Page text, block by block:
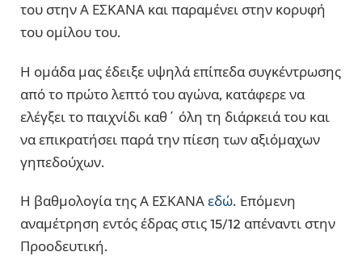
του στην Α ΕΣΚΑΝΑ και παραμένει στην κορυφή
του ομίλου του.
Η ομάδα μας έδειξε υψηλά επίπεδα συγκέντρωσης
από το πρώτο λεπτό του αγώνα, κατάφερε να
ελέγξει το παιχνίδι καθ΄ όλη τη διάρκειά του και
να επικρατήσει παρά την πίεση των αξιόμαχων
γηπεδούχων.
Η βαθμολογία της Α ΕΣΚΑΝΑεδώ. Επόμενη
αναμέτρηση εντός έδρας στις 15/12 απέναντι στην
Προοδευτική.